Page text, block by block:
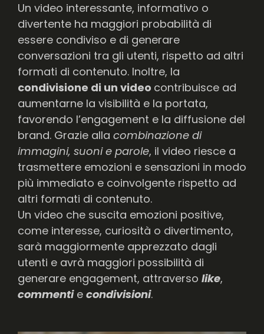
Un video interessante, informativo o
divertente ha maggiori probabilità di
essere condiviso e di generare
conversazioni tra gli utenti, rispetto ad altri
formati di contenuto. Inoltre, la
condivisione di un video contribuisce ad
aumentarne la visibilità e la portata,
favorendo l’engagement e la diffusione del
brand. Grazie alla combinazione di
immagini, suoni e parole, il video riesce a
trasmettere emozioni e sensazioni in modo
più immediato e coinvolgente rispetto ad
altri formati di contenuto.
Un video che suscita emozioni positive,
come interesse, curiosità o divertimento,
sarà maggiormente apprezzato dagli
utenti e avrà maggiori possibilità di
generare engagement, attraverso like,
commentie condivisioni.